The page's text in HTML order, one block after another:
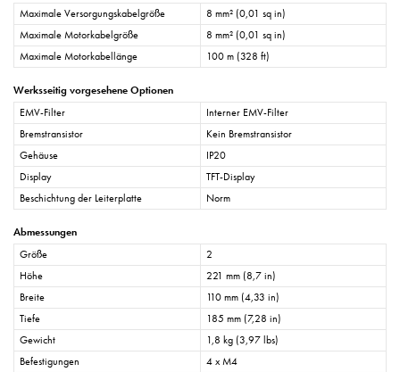
Maximale Versorgungskabelgröße
8 mm² (0,01 sq in)
Maximale Motorkabelgröße
8 mm² (0,01 sq in)
Maximale Motorkabellänge
100 m (328 ft)
Werksseitig vorgesehene Optionen
EMV-Filter
Interner EMV-Filter
Bremstransistor
Kein Bremstransistor
Gehäuse
IP20
Display
TFT-Display
Beschichtung der Leiterplatte
Norm
Abmessungen
Größe
2
Höhe
221 mm (8,7 in)
Breite
110 mm (4,33 in)
Tiefe
185 mm (7,28 in)
Gewicht
1,8 kg (3,97 lbs)
Befestigungen
4 x M4